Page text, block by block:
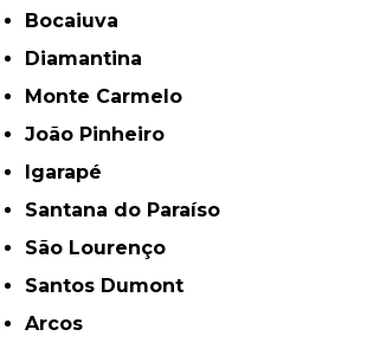
Bocaiuva
Diamantina
Monte Carmelo
João Pinheiro
Igarapé
Santana do Paraíso
São Lourenço
Santos Dumont
Arcos